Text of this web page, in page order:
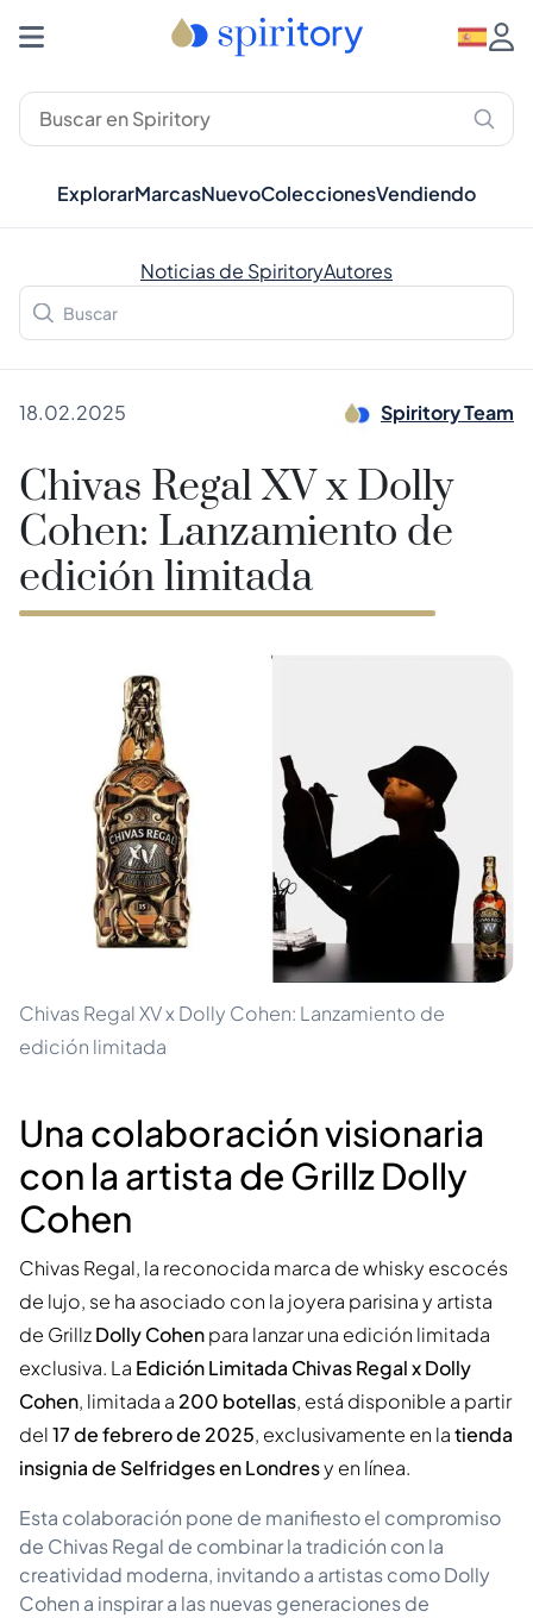
ExplorarMarcasNuevoColeccionesVendiendo
Noticias de SpiritoryAutores
18.02.2025 Spiritory Team
Chivas Regal XV x Dolly
Cohen: Lanzamiento de
edición limitada
Chivas Regal XV x Dolly Cohen: Lanzamiento de
edición limitada
Una colaboración visionaria
con la artista de Grillz Dolly
Cohen
Chivas Regal, la reconocida marca de whisky escocés
de lujo, se ha asociado con la joyera parisina y artista
de GrillzDolly Cohenpara lanzar una edición limitada
exclusiva. La Edición Limitada Chivas Regal x Dolly
Cohen, limitada a 200 botellas, está disponible a partir
del17 de febrero de 2025, exclusivamente en latienda
insignia de Selfridges en Londresy en línea.
Esta colaboración pone de manifiesto el compromiso
de Chivas Regal de combinar la tradición con la
creatividad moderna, invitando a artistas como Dolly
Cohen a inspirar a las nuevas generaciones de